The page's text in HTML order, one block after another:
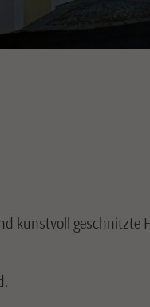
kunstvoll geschnitzte